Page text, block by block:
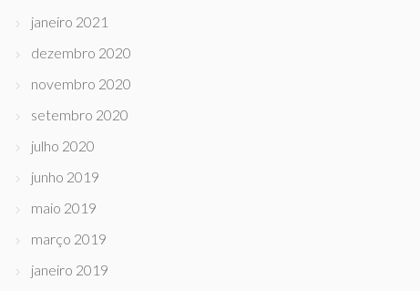
janeiro 2021
dezembro 2020
novembro 2020
setembro 2020
julho 2020
junho 2019
maio 2019
março 2019
janeiro 2019